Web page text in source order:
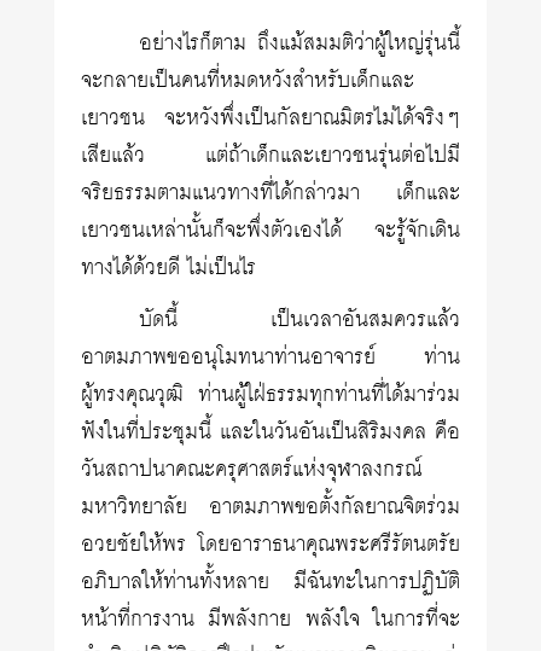
อย่างไรก็ตาม ถึงแม้สมมติว่าผู้ใหญ่รุ่นนี้
จะกลายเป็นคนที่หมดหวังสำหรับเด็กและ
เยาวชน จะหวังพึ่งเป็นกัลยาณมิตรไม่ได้จริงๆ
เสียแล้ว แต่ถ้าเด็กและเยาวชนรุ่นต่อไปมี
จริยธรรมตามแนวทางที่ได้กล่าวมา เด็กและ
เยาวชนเหล่านั้นก็จะพึ่งตัวเองได้ จะรู้จักเดิน
ทางได้ด้วยดี ไม่เป็นไร
บัดนี้ เป็นเวลาอันสมควรแล้ว
อาตมภาพขออนุโมทนาท่านอาจารย์ ท่าน
ผู้ทรงคุณวุฒิ ท่านผู้ใฝ่ธรรมทุกท่านที่ได้มาร่วม
ฟังในที่ประชุมนี้ และในวันอันเป็นสิริมงคล คือ
วันสถาปนาคณะครุศาสตร์แห่งจุฬาลงกรณ์
มหาวิทยาลัย อาตมภาพขอตั้งกัลยาณจิตร่วม
อวยชัยให้พร โดยอาราธนาคุณพระศรีรัตนตรัย
อภิบาลให้ท่านทั้งหลาย มีฉันทะในการปฏิบัติ
หน้าที่การงาน มีพลังกาย พลังใจ ในการที่จะ